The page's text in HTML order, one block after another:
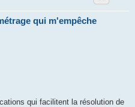
qui m'empêche
qui facilitent la résolution de